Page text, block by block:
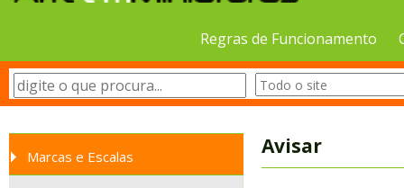
Regras de Funcionamento
Marcas e Escalas Avisar